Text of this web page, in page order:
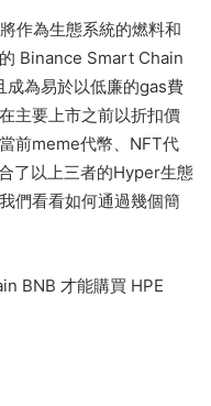
作為生態系統的燃料和
Binance Smart Chain
成為易於以低廉的gas費
主要上市之前以折扣價
前meme代幣、NFT代
了以上三者的Hyper生態
們看看如何通過幾個簡
BNB 才能購買 HPE